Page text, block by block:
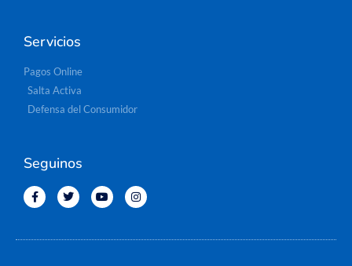
Servicios
Pagos Online
Salta Activa
Defensa del Consumidor
Seguinos